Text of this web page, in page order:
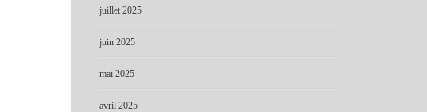
juillet 2025
juin 2025
mai 2025
avril 2025